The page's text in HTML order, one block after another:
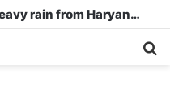
Weather News: Alert of heavy rain from Haryana-Gujarat to Odisha, monsoon is active in many states